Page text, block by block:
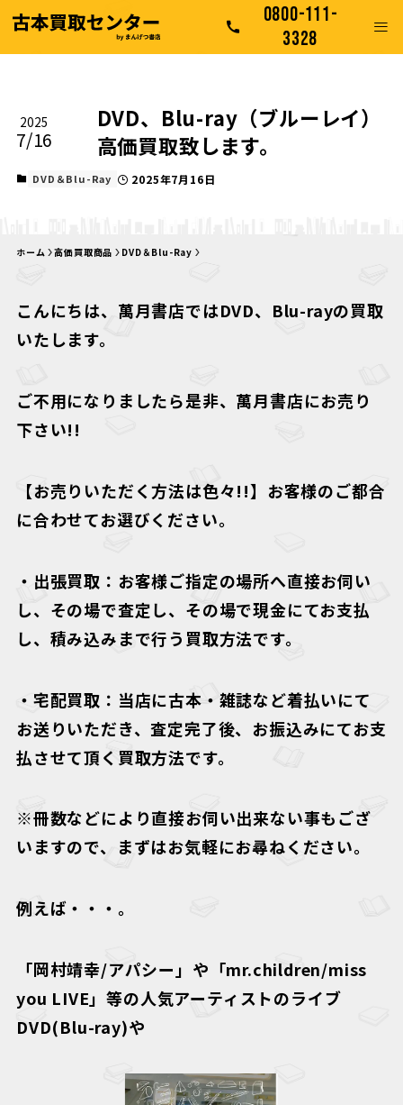
0800-111-
3328
DVD、Blu-ray（ブルーレイ）
高価買取致します。
2025
7/16
DVD＆Blu-Ray 2025年7月16日
ホーム 高価買取商品 DVD＆Blu-Ray
こんにちは、萬月書店ではDVD、Blu-rayの買取
いたします。
ご不用になりましたら是非、萬月書店にお売り
下さい!!
【お売りいただく方法は色々!!】 お客様のご都合
に合わせてお選びください。
・ 出張買取 ：お客様ご指定の場所へ直接お伺い
し、その場で査定し、その場で現金にてお支払
し、積み込みまで行う買取方法です。
・ 宅配買取 ：当店に古本・雑誌など着払いにて
お送りいただき、査定完了後、お振込みにてお支
払させて頂く買取方法です。
※冊数などにより直接お伺い出来ない事もござ
いますので、まずはお気軽にお尋ねください。
例えば・・・。
「岡村靖幸/アパシー」や「mr.children/miss
you LIVE」等の人気アーティストのライブ
DVD(Blu-ray)や